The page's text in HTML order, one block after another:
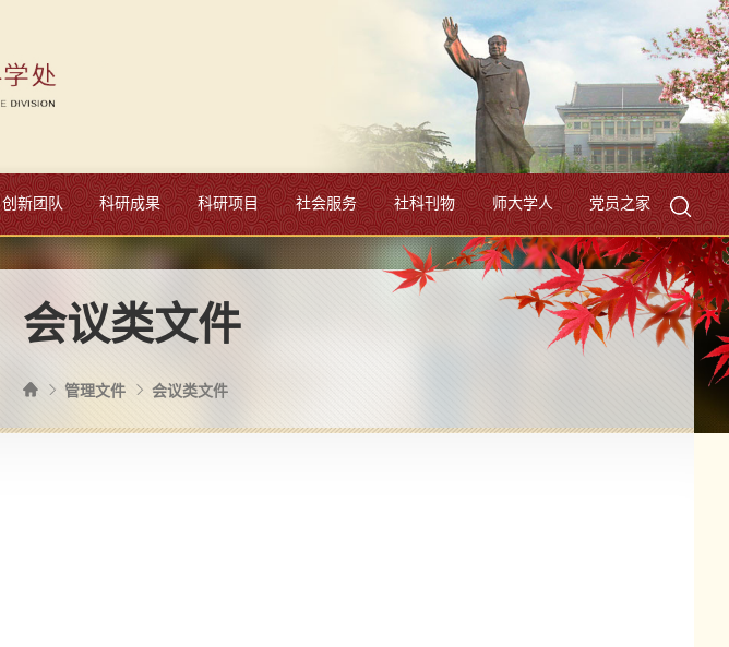
创新团队 科研成果 科研项目 社会服务 社科刊物 师大学人 党员之家
会议类文件
管理文件 会议类文件